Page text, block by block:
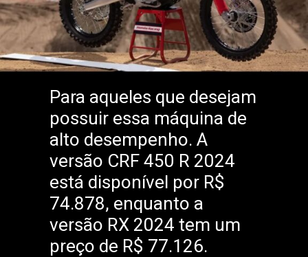
Para aqueles que desejam
possuir essa máquina de
alto desempenho. A
versão CRF 450 R 2024
está disponível por R$
74.878, enquanto a
versão RX 2024 tem um
preço de R$ 77.126.